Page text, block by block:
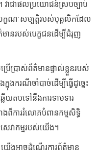
វាជាផលប្រយោជន៍ស្របច្បាប់
ក្ខណៈសម្បត្តិរបស់បុគ្គលិកដែល
នរបស់បេក្ខជនដើម្បីជំរុញ
រើប្រាស់ព័ត៌មានផ្ទាល់ខ្លួនរបស់
នុងករណីចាំបាច់ដើម្បីធ្វើដូច្នេះ
យតបទៅនឹងការទាមទារ
ពីការរំលោភបំពានកម្មសិទ្ធិ
េវាកម្មរបស់យើង។
យើងអាចដំណើរការព័ត៌មាន